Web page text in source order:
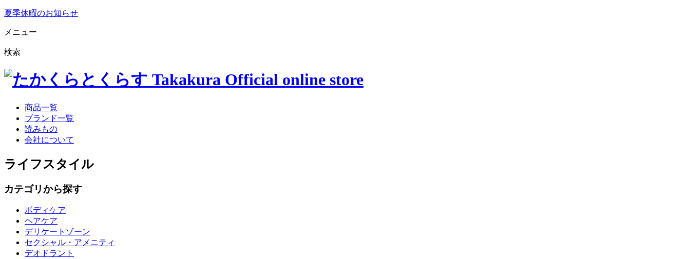
夏季休暇のお知らせ
メニュー
検索
商品一覧
ブランド一覧
読みもの
会社について
ライフスタイル
カテゴリから探す
ボディケア
ヘアケア
デリケートゾーン
セクシャル・アメニティ
デオドラント